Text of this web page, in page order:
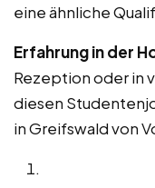
eine ähnliche
Erfahrung in der
Rezeption oder in
diesen
in Greifswald von